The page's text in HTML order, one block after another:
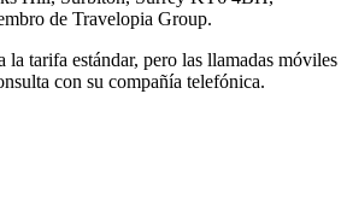
de Travelopia Group.
la tarifa estándar, pero las llamadas móviles
con su compañía telefónica.